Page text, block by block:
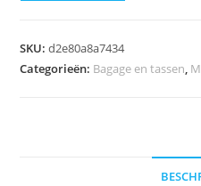
SKU:d2e80a8a7434
Categorieën: Bagage en tassen,